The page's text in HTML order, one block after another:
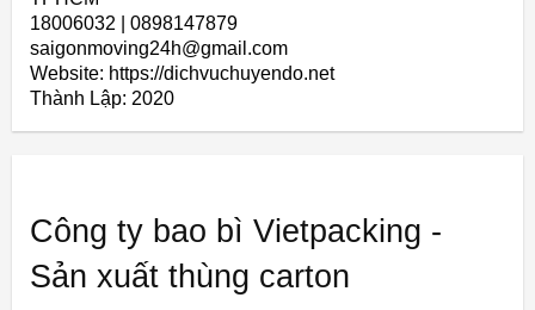
18006032 | 0898147879
saigonmoving24h@gmail.com
Website: https://dichvuchuyendo.net
Thành Lập: 2020
Công ty bao bì Vietpacking -
Sản xuất thùng carton